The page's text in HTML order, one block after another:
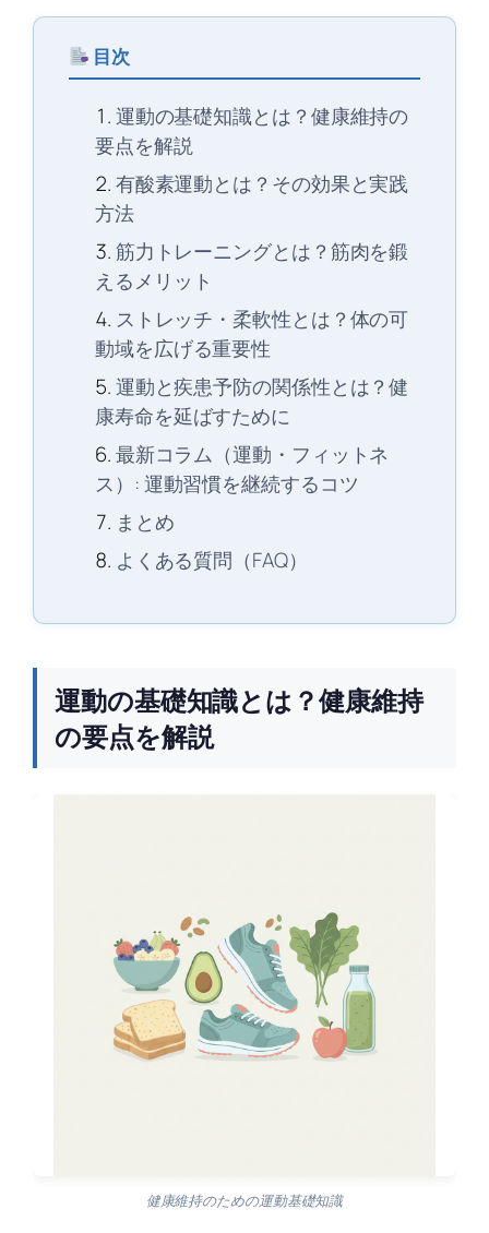
目次
運動の基礎知識とは？健康維持の
要点を解説
有酸素運動とは？その効果と実践
方法
筋力トレーニングとは？筋肉を鍛
えるメリット
ストレッチ・柔軟性とは？体の可
動域を広げる重要性
運動と疾患予防の関係性とは？健
康寿命を延ばすために
最新コラム（運動・フィットネ
ス）: 運動習慣を継続するコツ
まとめ
よくある質問（FAQ）
運動の基礎知識とは？健康維持
の要点を解説
健康維持のための運動基礎知識